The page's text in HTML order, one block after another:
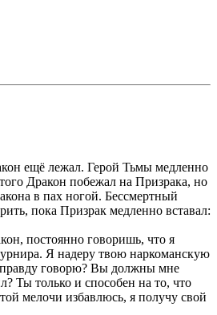
ещё лежал. Герой Тьмы медленно
Дракон побежал на Призрака, но
в пах ногой. Бессмертный
пока Призрак медленно вставал:
постоянно говоришь, что я
Я надеру твою наркоманскую
правду говорю? Вы должны мне
Ты только и способен на то, что
мелочи избавлюсь, я получу свой